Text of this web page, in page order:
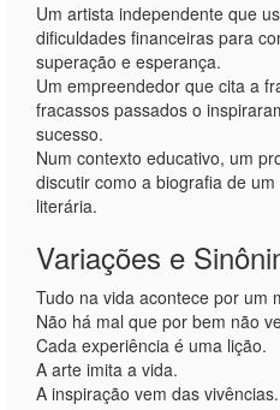
Um artista independente que
dificuldades financeiras para
superação e esperança.
Um empreendedor que cita a
fracassos passados o
sucesso.
Num contexto educativo, um
discutir como a biografia de
literária.
Variações e
Tudo na vida acontece por um
Não há mal que por bem não
Cada experiência é uma lição.
A arte imita a vida.
A inspiração vem das vivências.